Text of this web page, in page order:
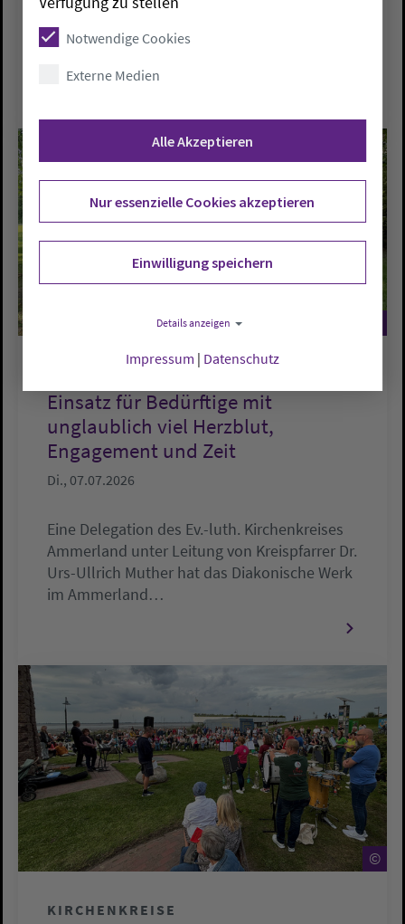
an immer anderen Orten, mit immer anderer
Beteiligung, aber immer unter freiem
Einsatz für Bedürftige mit
unglaublich viel Herzblut,
Engagement und Zeit
Di., 07.07.2026
Eine Delegation des Ev.-luth. Kirchenkreises
Ammerland unter Leitung von Kreispfarrer Dr.
Urs-Ullrich Muther hat das Diakonische Werk
im Ammerland…
©
©
KIRCHENKREISE
Notwendige Cookies
Externe Medien
Alle Akzeptieren
Nur essenzielle Cookies akzeptieren
Einwilligung speichern
Details anzeigen
Impressum | Datenschutz